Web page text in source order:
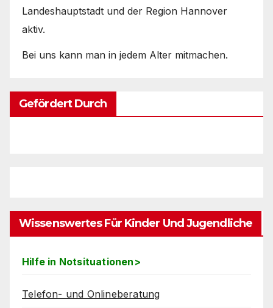
Landeshauptstadt und der Region Hannover
aktiv.
Bei uns kann man in jedem Alter mitmachen.
Gefördert Durch
Wissenswertes Für Kinder Und Jugendliche
Hilfe in Notsituationen>
Telefon- und Onlineberatung